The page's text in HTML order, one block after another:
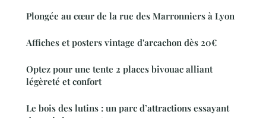
Plongée au cœur de la rue des Marronniers à Lyon
Affiches et posters vintage d'arcachon dès 20€
Optez pour une tente 2 places bivouac alliant
légèreté et confort
Le bois des lutins : un parc d’attractions essayant